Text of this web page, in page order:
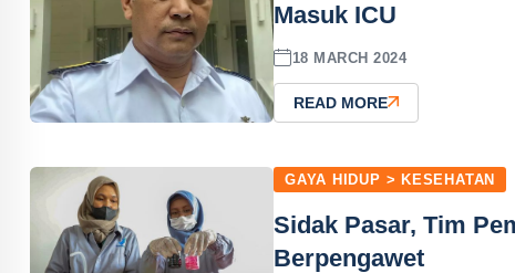
Masuk ICU
18 MARCH 2024
READ MORE
GAYA HIDUP > KESEHATAN
Sidak Pasar, Tim
Berpengawet